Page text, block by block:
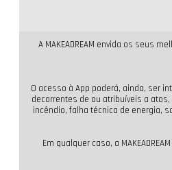
A MAKEADREAM envida os seus
O acesso à App poderá, ainda, ser
decorrentes de ou atribuíveis a
incêndio, falha técnica de energia,
Em qualquer caso, a